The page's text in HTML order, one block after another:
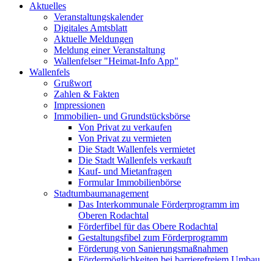
Aktuelles
Veranstaltungskalender
Digitales Amtsblatt
Aktuelle Meldungen
Meldung einer Veranstaltung
Wallenfelser "Heimat-Info App"
Wallenfels
Grußwort
Zahlen & Fakten
Impressionen
Immobilien- und Grundstücksbörse
Von Privat zu verkaufen
Von Privat zu vermieten
Die Stadt Wallenfels vermietet
Die Stadt Wallenfels verkauft
Kauf- und Mietanfragen
Formular Immobilienbörse
Stadtumbaumanagement
Das Interkommunale Förderprogramm im
Oberen Rodachtal
Förderfibel für das Obere Rodachtal
Gestaltungsfibel zum Förderprogramm
Förderung von Sanierungsmaßnahmen